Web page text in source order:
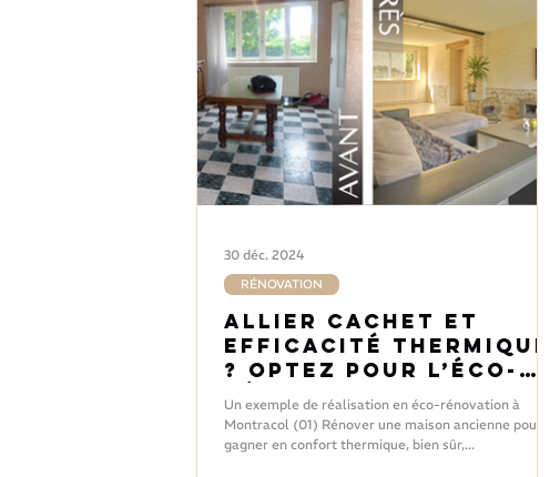
Allier cachet et
efficacité thermique
? Optez pour l’éco-
rénovation !
Un exemple de réalisation en éco-rénovation à
Montracol (01) Rénover une maison ancienne pour
gagner en confort thermique, bien sûr,...
RÉNOVATION
30 déc. 2024